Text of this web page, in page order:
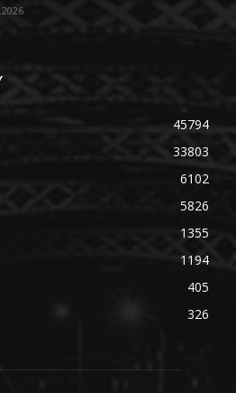
45794
33803
6102
5826
1355
1194
405
326